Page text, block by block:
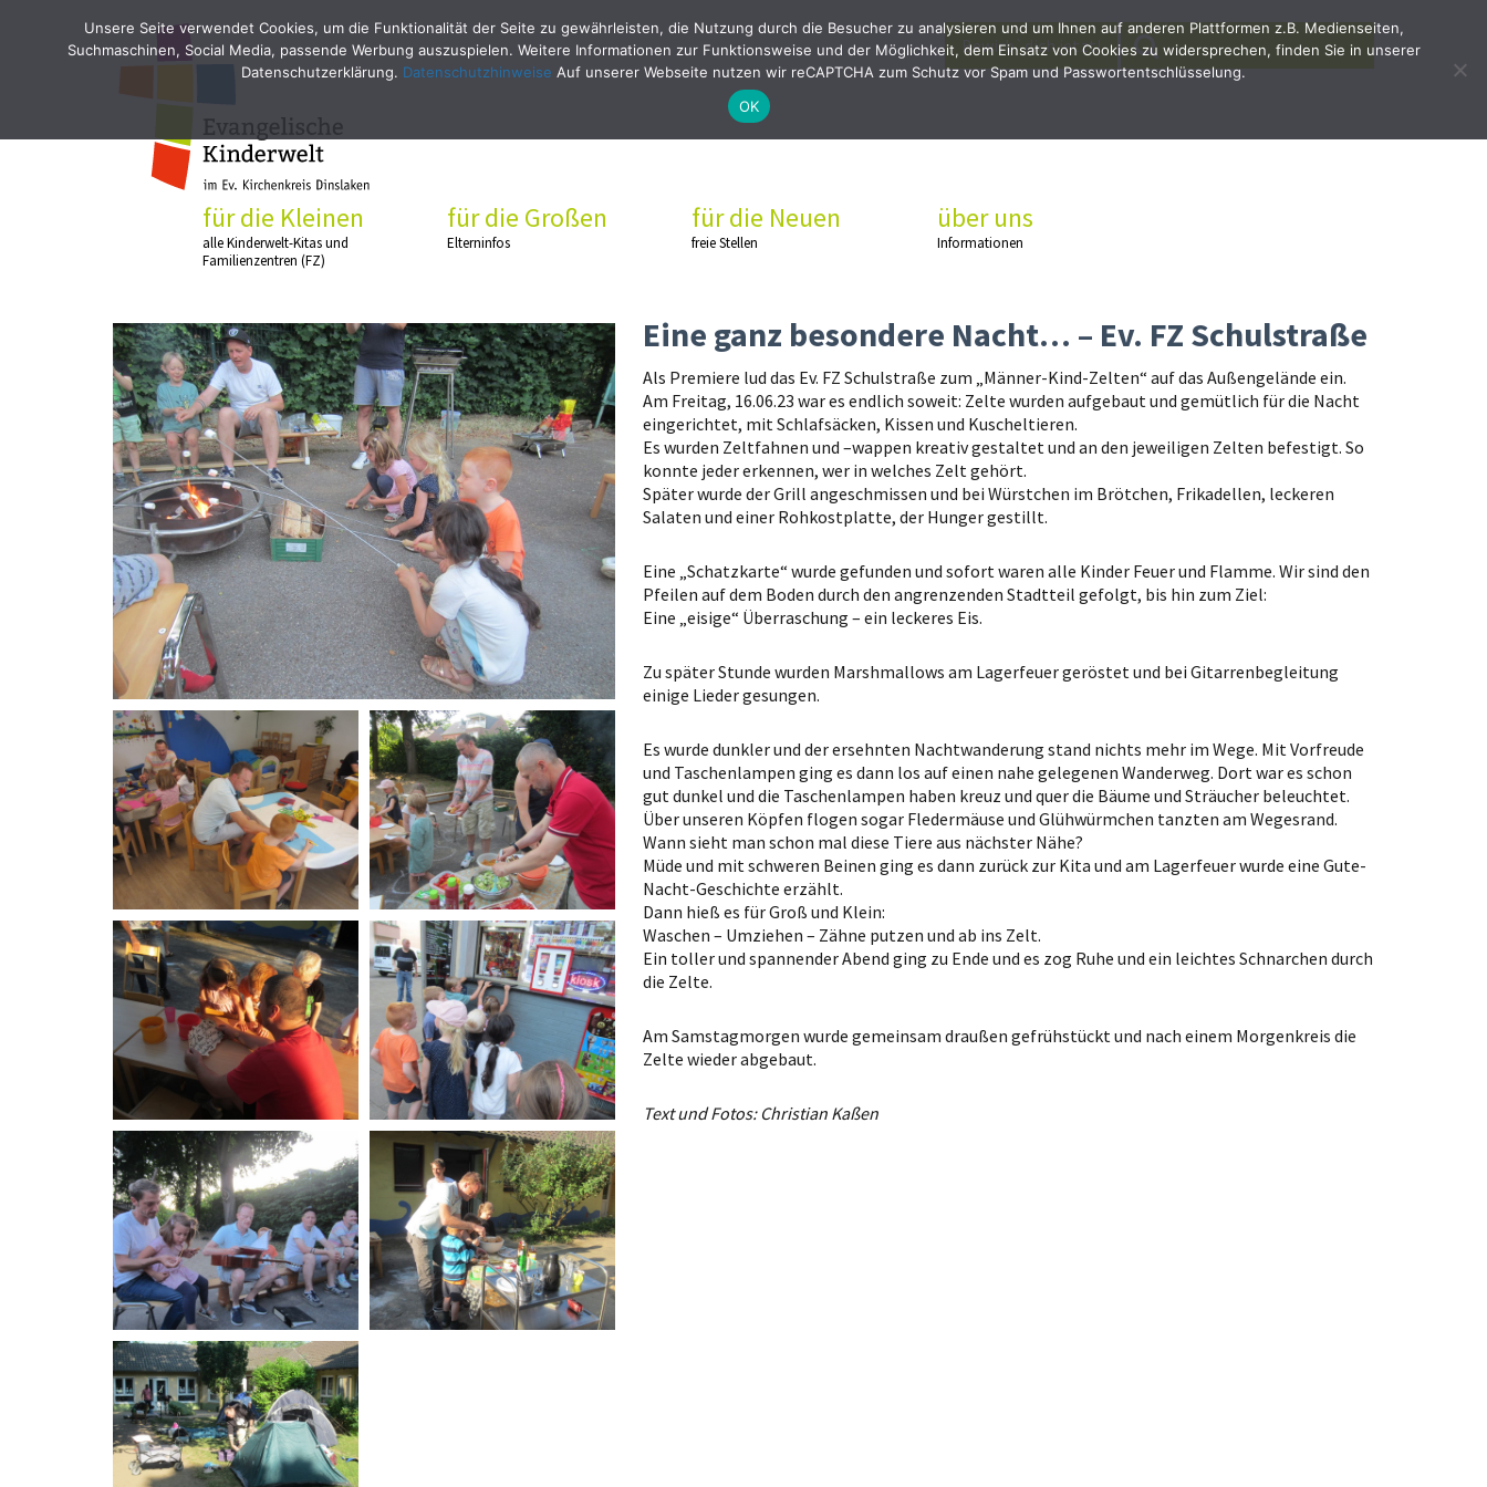
für die Kleinen
alle Kinderwelt-Kitas und
Familienzentren (FZ)
für die Großen
Elterninfos
für die Neuen
freie Stellen
über uns
Informationen
Bewirb`dich jetzt!
Search
for:
SEARCH
Eine ganz besondere Nacht… – Ev. FZ Schulstraße
Als Premiere lud das Ev. FZ Schulstraße zum „Männer-Kind-Zelten“ auf das Außengelände ein.
Am Freitag, 16.06.23 war es endlich soweit: Zelte wurden aufgebaut und gemütlich für die Nacht
eingerichtet, mit Schlafsäcken, Kissen und Kuscheltieren.
Es wurden Zeltfahnen und –wappen kreativ gestaltet und an den jeweiligen Zelten befestigt. So
konnte jeder erkennen, wer in welches Zelt gehört.
Später wurde der Grill angeschmissen und bei Würstchen im Brötchen, Frikadellen, leckeren
Salaten und einer Rohkostplatte, der Hunger gestillt.
Eine „Schatzkarte“ wurde gefunden und sofort waren alle Kinder Feuer und Flamme. Wir sind den
Pfeilen auf dem Boden durch den angrenzenden Stadtteil gefolgt, bis hin zum Ziel:
Eine „eisige“ Überraschung – ein leckeres Eis.
Zu später Stunde wurden Marshmallows am Lagerfeuer geröstet und bei Gitarrenbegleitung
einige Lieder gesungen.
Es wurde dunkler und der ersehnten Nachtwanderung stand nichts mehr im Wege. Mit Vorfreude
und Taschenlampen ging es dann los auf einen nahe gelegenen Wanderweg. Dort war es schon
gut dunkel und die Taschenlampen haben kreuz und quer die Bäume und Sträucher beleuchtet.
Über unseren Köpfen flogen sogar Fledermäuse und Glühwürmchen tanzten am Wegesrand.
Wann sieht man schon mal diese Tiere aus nächster Nähe?
Müde und mit schweren Beinen ging es dann zurück zur Kita und am Lagerfeuer wurde eine Gute-
Nacht-Geschichte erzählt.
Dann hieß es für Groß und Klein:
Waschen – Umziehen – Zähne putzen und ab ins Zelt.
Ein toller und spannender Abend ging zu Ende und es zog Ruhe und ein leichtes Schnarchen durch
die Zelte.
Am Samstagmorgen wurde gemeinsam draußen gefrühstückt und nach einem Morgenkreis die
Zelte wieder abgebaut.
Text und Fotos: Christian Kaßen
Unsere Seite verwendet Cookies, um die Funktionalität der Seite zu gewährleisten, die Nutzung durch die Besucher zu analysieren und um Ihnen auf anderen Plattformen z.B. Medienseiten,
Suchmaschinen, Social Media, passende Werbung auszuspielen. Weitere Informationen zur Funktionsweise und der Möglichkeit, dem Einsatz von Cookies zu widersprechen, finden Sie in unserer
Datenschutzerklärung. Datenschutzhinweise Auf unserer Webseite nutzen wir reCAPTCHA zum Schutz vor Spam und Passwortentschlüsselung.
OK